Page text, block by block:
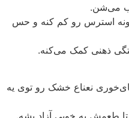
استرس رو کم کنه و حس
کمک می‌کنه.
نعناع خشک رو توی یه